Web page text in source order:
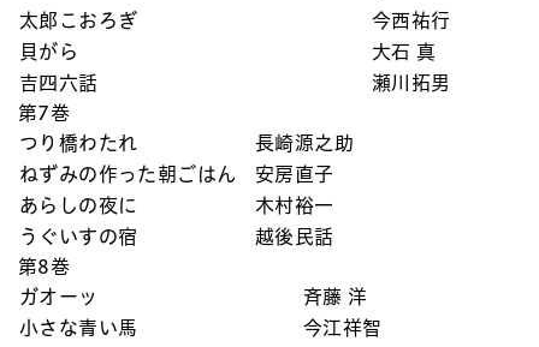
太郎こおろぎ
今西祐行
貝がら
大石 真
吉四六話
瀬川拓男
第7巻
つり橋わたれ
長崎源之助
ねずみの作った朝ごはん
安房直子
あらしの夜に
木村裕一
うぐいすの宿
越後民話
第8巻
ガオーッ
斉藤 洋
小さな青い馬
今江祥智